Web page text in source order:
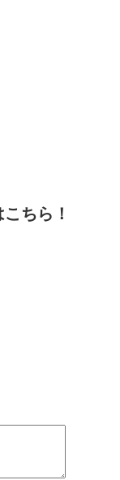
ちら！